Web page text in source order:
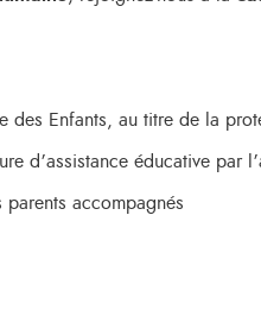
des Enfants, au titre de la
d’assistance éducative par
accompagnés